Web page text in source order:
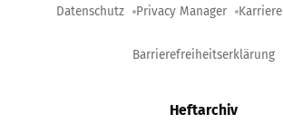
Datenschutz Privacy Manager Karriere
Barrierefreiheitserklärung
Heftarchiv